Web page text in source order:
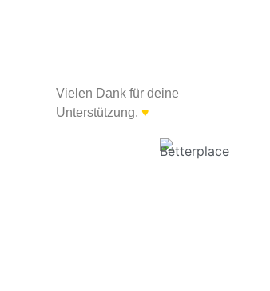
Vielen Dank für deine
Unterstützung. ♥